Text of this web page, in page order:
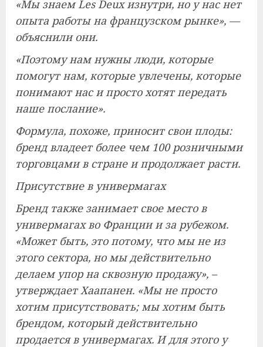
«Мы знаем Les Deux изнутри, но у нас нет
опыта работы на французском рынке», —
объяснили они.
«Поэтому нам нужны люди, которые
помогут нам, которые увлечены, которые
понимают нас и просто хотят передать
наше послание».
Формула, похоже, приносит свои плоды:
бренд владеет более чем 100 розничными
торговцами в стране и продолжает расти.
Присутствие в универмагах
Бренд также занимает свое место в
универмагах во Франции и за рубежом.
«Может быть, это потому, что мы не из
этого сектора, но мы действительно
делаем упор на сквозную продажу», –
утверждает Хаапанен. «Мы не просто
хотим присутствовать; мы хотим быть
брендом, который действительно
продается в универмагах. И для этого у